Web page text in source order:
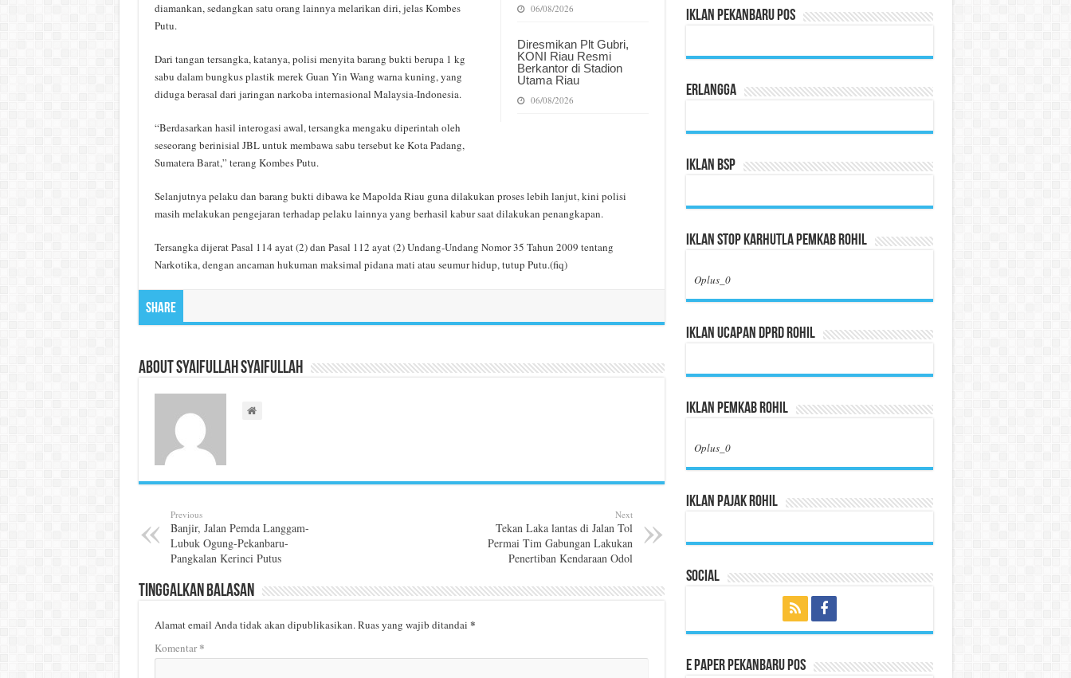
06/08/2026
Diresmikan Plt Gubri,
KONI Riau Resmi
Berkantor di Stadion
Utama Riau
06/08/2026
diamankan, sedangkan satu orang lainnya melarikan diri, jelas Kombes
Putu.
Dari tangan tersangka, katanya, polisi menyita barang bukti berupa 1 kg
sabu dalam bungkus plastik merek Guan Yin Wang warna kuning, yang
diduga berasal dari jaringan narkoba internasional Malaysia-Indonesia.
“Berdasarkan hasil interogasi awal, tersangka mengaku diperintah oleh
seseorang berinisial JBL untuk membawa sabu tersebut ke Kota Padang,
Sumatera Barat,” terang Kombes Putu.
Selanjutnya pelaku dan barang bukti dibawa ke Mapolda Riau guna dilakukan proses lebih lanjut, kini polisi
masih melakukan pengejaran terhadap pelaku lainnya yang berhasil kabur saat dilakukan penangkapan.
Tersangka dijerat Pasal 114 ayat (2) dan Pasal 112 ayat (2) Undang-Undang Nomor 35 Tahun 2009 tentang
Narkotika, dengan ancaman hukuman maksimal pidana mati atau seumur hidup, tutup Putu.(fiq)
Share
About Syaifullah Syaifullah
Previous
Banjir, Jalan Pemda Langgam-
Lubuk Ogung-Pekanbaru-
Pangkalan Kerinci Putus
Next
Tekan Laka lantas di Jalan Tol
Permai Tim Gabungan Lakukan
Penertiban Kendaraan Odol
Tinggalkan Balasan
Alamat email Anda tidak akan dipublikasikan.Ruas yang wajib ditandai *
Komentar*
Iklan Pekanbaru Pos
Erlangga
Iklan BSP
Iklan Stop Karhutla Pemkab Rohil
Oplus_0
Iklan Ucapan DPRD Rohil
Iklan Pemkab Rohil
Oplus_0
Iklan Pajak Rohil
Social
E Paper Pekanbaru Pos